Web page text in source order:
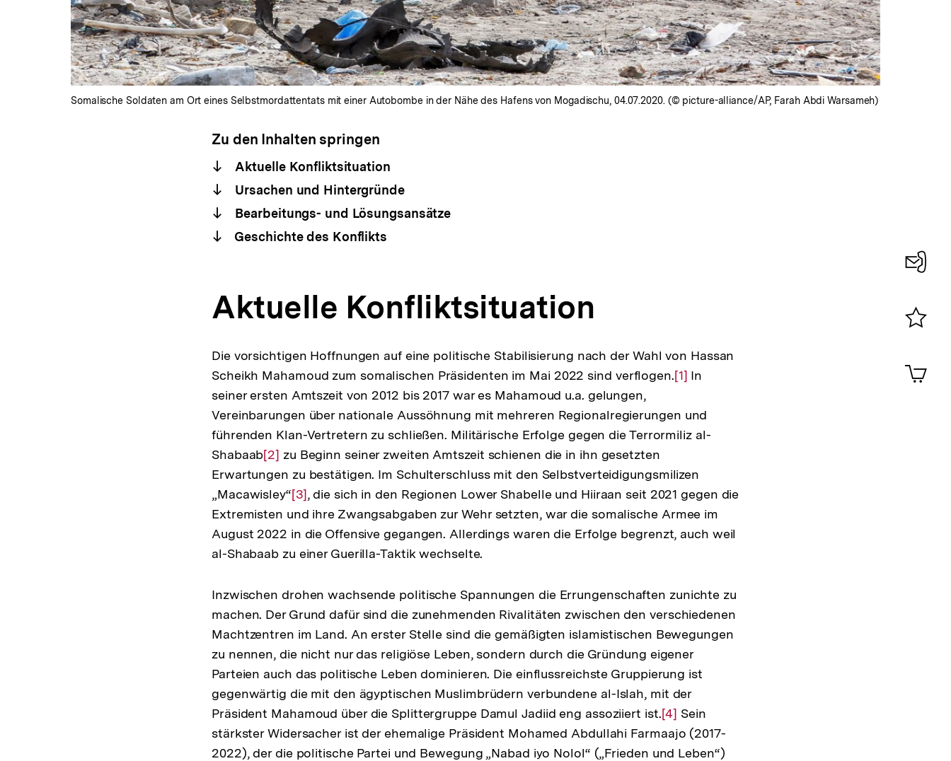
Somalische Soldaten am Ort eines Selbstmordattentats mit einer Autobombe in der Nähe des Hafens von Mogadischu, 04.07.2020. (© picture-alliance/AP, Farah Abdi Warsameh)
Zu den Inhalten springen
Aktuelle Konfliktsituation
Ursachen und Hintergründe
Bearbeitungs- und Lösungsansätze
Geschichte des Konflikts
Aktuelle Konfliktsituation
Die vorsichtigen Hoffnungen auf eine politische Stabilisierung nach der Wahl von Hassan
Scheikh Mahamoud zum somalischen Präsidenten im Mai 2022 sind verflogen.Zur
der
Fußnote
[1] In
seiner ersten Amtszeit von 2012 bis 2017 war es Mahamoud u.a. gelungen,
Vereinbarungen über nationale Aussöhnung mit mehreren Regionalregierungen und
führenden Klan-Vertretern zu schließen. Militärische Erfolge gegen die Terrormiliz al-
ShabaabZur
Auflösung
der
Fußnote
[2] zu Beginn seiner zweiten Amtszeit schienen die in ihn gesetzten
Erwartungen zu bestätigen. Im Schulterschluss mit den Selbstverteidigungsmilizen
„Macawisley“Zur
Auflösung
der
Fußnote
[3], die sich in den Regionen Lower Shabelle und Hiiraan seit 2021 gegen die
Extremisten und ihre Zwangsabgaben zur Wehr setzten, war die somalische Armee im
August 2022 in die Offensive gegangen. Allerdings waren die Erfolge begrenzt, auch weil
al-Shabaab zu einer Guerilla-Taktik wechselte.
Inzwischen drohen wachsende politische Spannungen die Errungenschaften zunichte zu
machen. Der Grund dafür sind die zunehmenden Rivalitäten zwischen den verschiedenen
Machtzentren im Land. An erster Stelle sind die gemäßigten islamistischen Bewegungen
zu nennen, die nicht nur das religiöse Leben, sondern durch die Gründung eigener
Parteien auch das politische Leben dominieren. Die einflussreichste Gruppierung ist
gegenwärtig die mit den ägyptischen Muslimbrüdern verbundene al-Islah, mit der
Präsident Mahamoud über die Splittergruppe Damul Jadiid eng assoziiert ist.Zur
Auflösung
der
[4] Sein
stärkster Widersacher ist der ehemalige Präsident Mohamed Abdullahi Farmaajo (2017-
2022), der die politische Partei und Bewegung „Nabad iyo Nolol“ („Frieden und Leben“)